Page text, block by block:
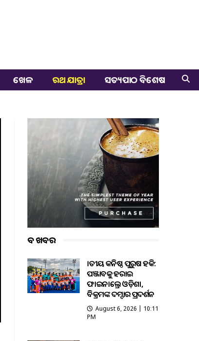
ଖେଳ ରଥ ଯାତ୍ରା ସତ୍ୟପାଠ ବିଶେଷ
ବଡ ଖବର
ଜାତୀୟ କନିଷ୍ଠ ପୁରୁଷ ହକି:
ପଞ୍ଜାବକୁ ହରାଇ
ଫାଇନାଲ୍ରେ ଓଡ଼ିଶା,
ବିକ୍ରମଙ୍କ ଦମ୍ଦାର ପ୍ରଦର୍ଶନ
August 6, 2026 | 10:11
PM